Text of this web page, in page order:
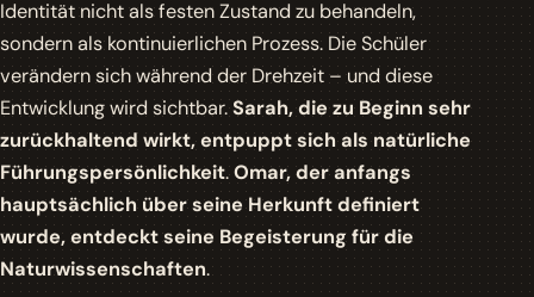
Identität nicht als festen Zustand zu behandeln,
sondern als kontinuierlichen Prozess. Die Schüler
verändern sich während der Drehzeit – und diese
Entwicklung wird sichtbar.Sarah, die zu Beginn sehr
zurückhaltend wirkt, entpuppt sich als natürliche
Führungspersönlichkeit.Omar, der anfangs
hauptsächlich über seine Herkunft definiert
wurde, entdeckt seine Begeisterung für die
Naturwissenschaften.